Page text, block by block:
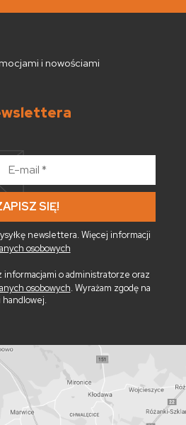
i nowościami
newslettera. Więcej informacji
osobowych
informacjami o administratorze oraz
osobowych. Wyrażam zgodę na